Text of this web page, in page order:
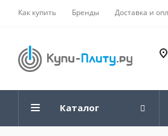
Как купить Бренды Доставка и
Каталог